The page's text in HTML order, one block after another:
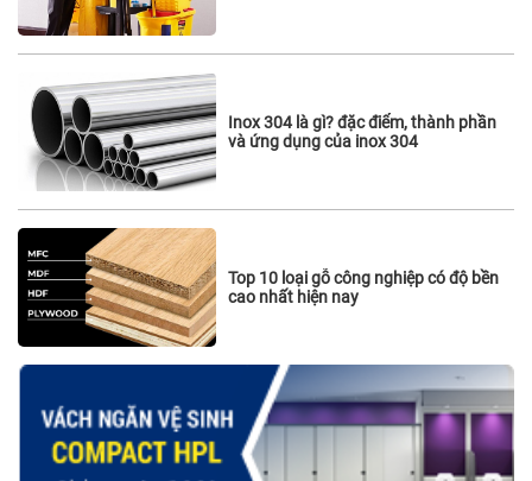
Inox 304 là gì? đặc điểm, thành phần
và ứng dụng của inox 304
Top 10 loại gỗ công nghiệp có độ bền
cao nhất hiện nay